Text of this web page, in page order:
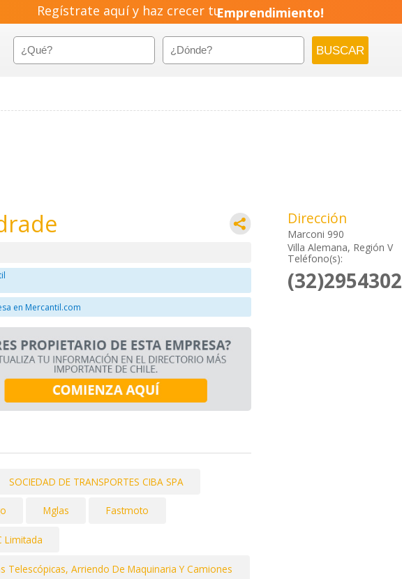
Regístrate aquí y haz crecer tuEmprendimiento!
en Mercantil.com
SOCIEDAD DE TRANSPORTES CIBA SPA
Mglas Fastmoto
Limitada
Telescópicas, Arriendo De Maquinaria Y Camiones
Dirección
Marconi 990
Villa Alemana, Región V
Teléfono(s):
(32)2954302